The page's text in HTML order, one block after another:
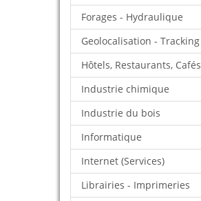
Forages - Hydraulique
Geolocalisation - Tracking
Hôtels, Restaurants, Cafés
Industrie chimique
Industrie du bois
Informatique
Internet (Services)
Librairies - Imprimeries